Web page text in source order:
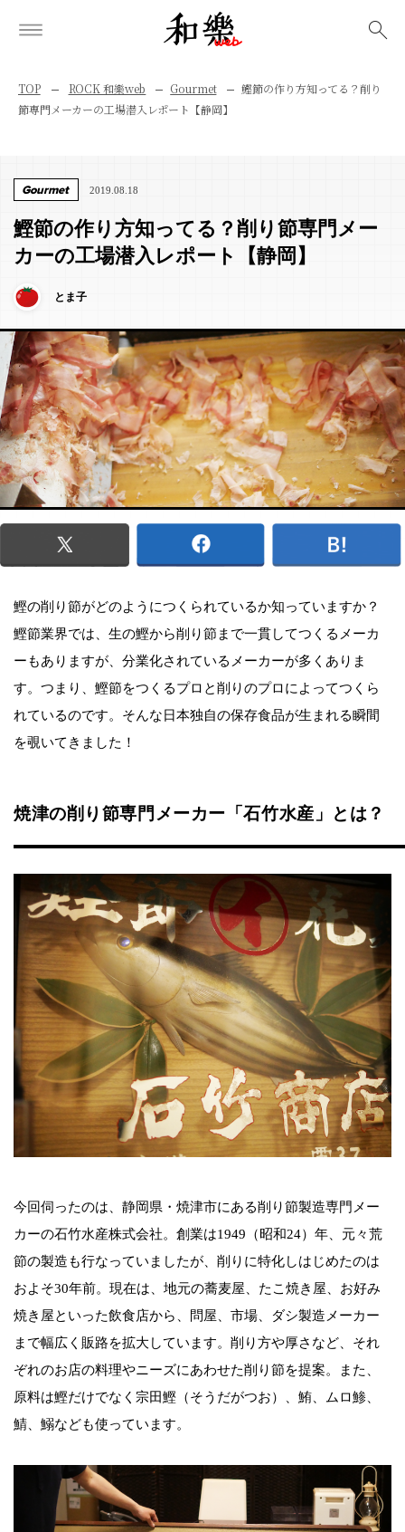
TOP ROCK 和樂web Gourmet
鰹節の作り方知ってる？削り
節専門メーカーの工場潜入レポート【静岡】
Gourmet 2019.08.18
鰹節の作り方知ってる？削り節専門メー
カーの工場潜入レポート【静岡】
とま子
鰹の削り節がどのようにつくられているか知っていますか？
鰹節業界では、生の鰹から削り節まで一貫してつくるメーカ
ーもありますが、分業化されているメーカーが多くありま
す。つまり、鰹節をつくるプロと削りのプロによってつくら
れているのです。そんな日本独自の保存食品が生まれる瞬間
を覗いてきました！
焼津の削り節専門メーカー「石竹水産」とは？
今回伺ったのは、静岡県・焼津市にある削り節製造専門メー
カーの石竹水産株式会社。創業は1949（昭和24）年、元々荒
節の製造も行なっていましたが、削りに特化しはじめたのは
およそ30年前。現在は、地元の蕎麦屋、たこ焼き屋、お好み
焼き屋といった飲食店から、問屋、市場、ダシ製造メーカー
まで幅広く販路を拡大しています。削り方や厚さなど、それ
ぞれのお店の料理やニーズにあわせた削り節を提案。また、
原料は鰹だけでなく宗田鰹（そうだがつお）、鮪、ムロ鯵、
鯖、鰯なども使っています。